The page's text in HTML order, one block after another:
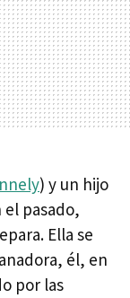
) y un hijo
el pasado,
Ella se
él, en
por las